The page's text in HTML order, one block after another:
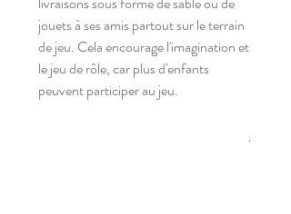
jouets à ses amis partout sur le terrain
de jeu. Cela encourage l'imagination et
le jeu de rôle, car plus d'enfants
peuvent participer au jeu.